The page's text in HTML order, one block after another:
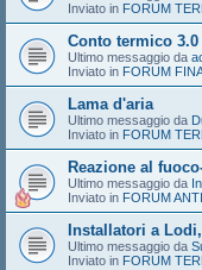
Inviato in FORUM
Conto termico
Ultimo messaggio da
Inviato in FORUM
Lama d'aria
Ultimo messaggio da
Inviato in FORUM
Reazione al
Ultimo messaggio da
Inviato in FORUM
Installatori a
Ultimo messaggio da
Inviato in FORUM